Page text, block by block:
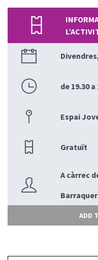
de 19.30 a
Espai
Gratuït
A càrrec
ADD